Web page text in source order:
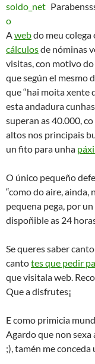
Awebdo meu colega
cálculosde nóminas
visitas, con motivo
que según el mesmo
que “hai moita xente
esta andadura
superan as 40.000,
altos nos principais
un fito para unha
O único pequeño
“como do aire, ainda,
pequena pega, por
dispoñible as 24
Se queres saber
cantotes que pedir
que visitalaweb.
Que a disfrutes¡
E como primicia
Agardo que non
;), tamén me